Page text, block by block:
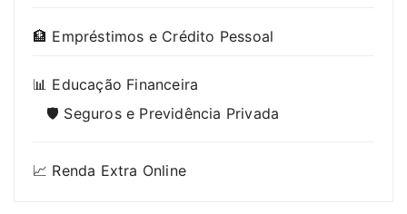
🏦 Empréstimos e Crédito Pessoal
📊 Educação Financeira
🛡️ Seguros e Previdência Privada
📈 Renda Extra Online